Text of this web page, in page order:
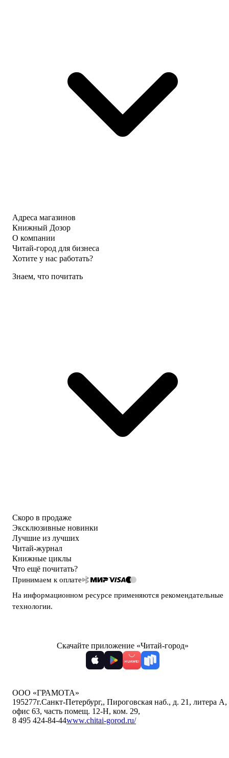
Адреса магазинов
Книжный Дозор
О компании
Читай-город для бизнеса
Хотите у нас работать?
Знаем, что почитать
Скоро в продаже
Эксклюзивные новинки
Лучшие из лучших
Читай-журнал
Книжные циклы
Что ещё почитать?
Принимаем к оплате
На информационном ресурсе применяются рекомендательные
технологии.
Скачайте приложение «Читай-город»
ООО «ГРАМОТА»
195277г.Санкт-Петербург,, Пироговская наб., д. 21, литера А,
офис 63, часть помещ. 12-Н, ком. 29,
8 495 424-84-44www.chitai-gorod.ru/